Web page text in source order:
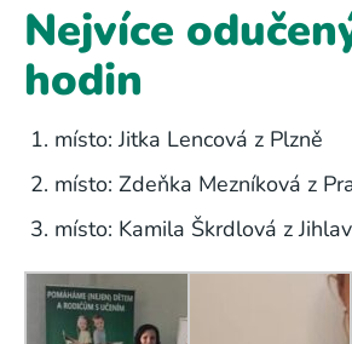
Nejvíce
hodin
místo: Jitka Lencová z Plzně
místo: Zdeňka Mezníková z
místo: Kamila Škrdlová z